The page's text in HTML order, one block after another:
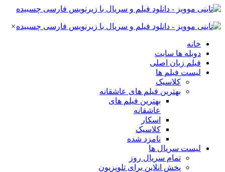
×
خانه
دوبله ها سایت
فیلم زبان اصلی
لیست فیلم ها
کلاسیک
بهترین فیلم های عاشقانه
بهترین فیلم های
عاشقانه
اسکار
کلاسیک
نامزد شده
لیست سریال ها
تمام سریال روز
پخش انلاین برای تلویزیون